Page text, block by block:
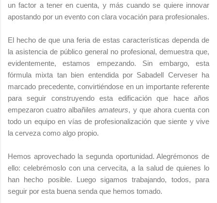
un factor a tener en cuenta, y más cuando se quiere innovar
apostando por un evento con clara vocación para profesionales.
El hecho de que una feria de estas características dependa de
la asistencia de público general no profesional, demuestra que,
evidentemente, estamos empezando. Sin embargo, esta
fórmula mixta tan bien entendida por Sabadell Cerveser ha
marcado precedente, convirtiéndose en un importante referente
para seguir construyendo esta edificación que hace años
empezaron cuatro albañilesamateurs, y que ahora cuenta con
todo un equipo en vías de profesionalización que siente y vive
la cerveza como algo propio.
Hemos aprovechado la segunda oportunidad. Alegrémonos de
ello: celebrémoslo con una cervecita, a la salud de quienes lo
han hecho posible. Luego sigamos trabajando, todos, para
seguir por esta buena senda que hemos tomado.